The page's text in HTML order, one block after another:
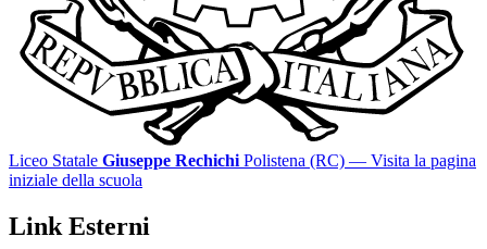
Liceo Statale Giuseppe Rechichi Polistena (RC) — Visita la pagina
iniziale della scuola
Link Esterni